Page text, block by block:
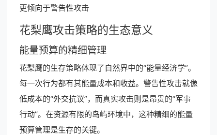
更倾向于警告性攻击
花梨鹰攻击策略的生态意义
能量预算的精细管理
花梨鹰的生存策略体现了自然界中的“能量经济学”。
每一次行为都有其能量成本和收益。警告性攻击就像
低成本的“外交抗议”，而真实攻击则是昂贵的“军事
行动”。在资源有限的岛屿环境中，这种精细的能量
预算管理是生存的关键。